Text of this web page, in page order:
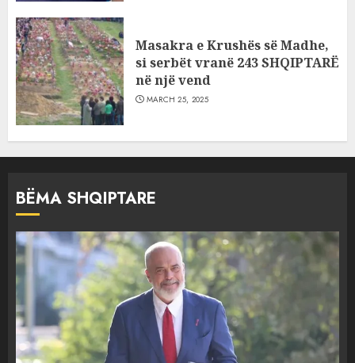
Masakra e Krushës së Madhe,
si serbët vranë 243 SHQIPTARË
në një vend
MARCH 25, 2025
BËMA SHQIPTARE